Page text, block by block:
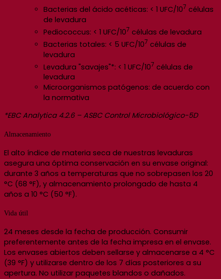
Bacterias del ácido acéticas: < 1 UFC/107 células
de levadura
Pediococcus: < 1 UFC/107 células de levadura
Bacterias totales: < 5 UFC/107 células de
levadura
Levadura "savajes"*: < 1 UFC/107 células de
levadura
Microorganismos patógenos: de acuerdo con
la normativa
*EBC Analytica 4.2.6 – ASBC Control Microbiológico-5D
Almacenamiento
El alto índice de materia seca de nuestras levaduras
asegura una óptima conservación en su envase original:
durante 3 años a temperaturas que no sobrepasen los 20
°C (68 °F), y almacenamiento prolongado de hasta 4
años a 10 °C (50 °F).
Vida útil
24 meses desde la fecha de producción. Consumir
preferentemente antes de la fecha impresa en el envase.
Los envases abiertos deben sellarse y almacenarse a 4 °C
(39 °F) y utilizarse dentro de los 7 días posteriores a su
apertura. No utilizar paquetes blandos o dañados.